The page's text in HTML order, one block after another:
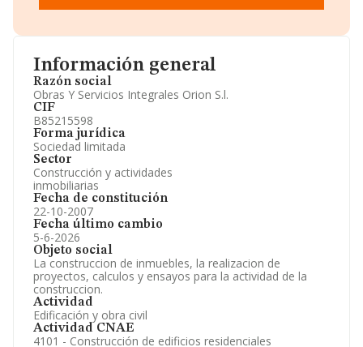
Información general
Razón social
Obras Y Servicios Integrales Orion S.l.
CIF
B85215598
Forma jurídica
Sociedad limitada
Sector
Construcción y actividades
inmobiliarias
Fecha de constitución
22-10-2007
Fecha último cambio
5-6-2026
Objeto social
La construccion de inmuebles, la realizacion de
proyectos, calculos y ensayos para la actividad de la
construccion.
Actividad
Edificación y obra civil
Actividad CNAE
4101 - Construcción de edificios residenciales
Directivos y Ejecutivos.
Información oficial y registral complementaria.